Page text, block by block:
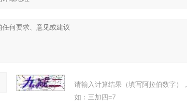
请输入计算结果（填写阿拉伯数字），
如：三加四=7